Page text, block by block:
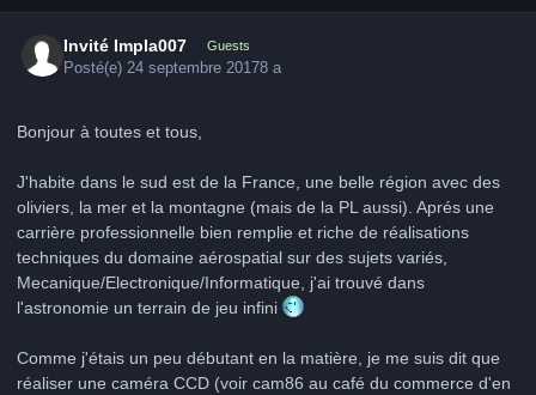
Invité Impla007 Guests
Posté(e) 24 septembre 20178 a
Bonjour à toutes et tous,
J'habite dans le sud est de la France, une belle région avec des
oliviers, la mer et la montagne (mais de la PL aussi). Aprés une
carrière professionnelle bien remplie et riche de réalisations
techniques du domaine aérospatial sur des sujets variés,
Mecanique/Electronique/Informatique, j'ai trouvé dans
l'astronomie un terrain de jeu infini
Comme j'étais un peu débutant en la matière, je me suis dit que
réaliser une caméra CCD (voir cam86 au café du commerce d'en